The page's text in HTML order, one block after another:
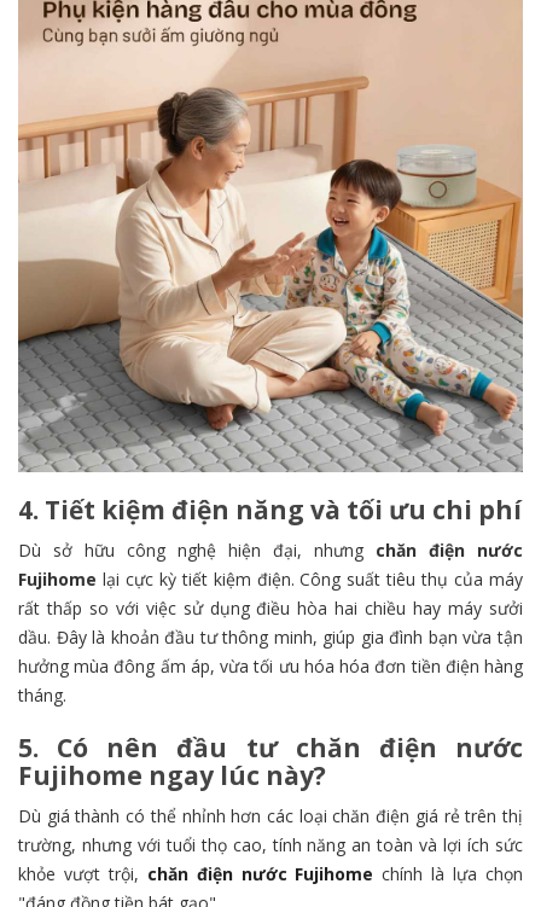
4. Tiết kiệm điện năng và tối ưu chi phí
Dù sở hữu công nghệ hiện đại, nhưng chăn điện nước
Fujihome lại cực kỳ tiết kiệm điện. Công suất tiêu thụ của máy
rất thấp so với việc sử dụng điều hòa hai chiều hay máy sưởi
dầu. Đây là khoản đầu tư thông minh, giúp gia đình bạn vừa tận
hưởng mùa đông ấm áp, vừa tối ưu hóa hóa đơn tiền điện hàng
tháng.
5. Có nên đầu tư chăn điện nước
Fujihome ngay lúc này?
Dù giá thành có thể nhỉnh hơn các loại chăn điện giá rẻ trên thị
trường, nhưng với tuổi thọ cao, tính năng an toàn và lợi ích sức
khỏe vượt trội, chăn điện nước Fujihome chính là lựa chọn